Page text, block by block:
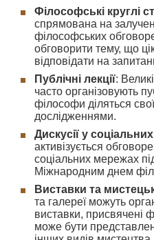
Філософські круглі
спрямована на
філософських
обговорити тему, що
відповідати на
Публічні лекції:
часто організовують
філософи діляться
дослідженнями.
Дискусії у
активізується
соціальних мережах
Міжнародним днем
Виставки та
та галереї можуть
виставки, присвячені
може бути